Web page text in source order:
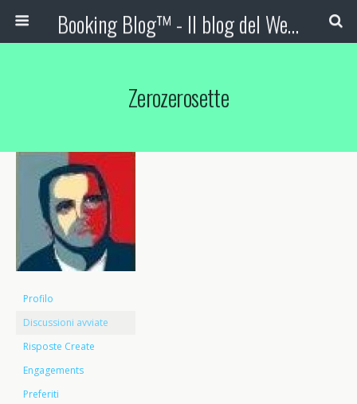
Booking Blog™ - Il blog del Web Marketing Turistico
Zerozerosette
Profilo
Discussioni avviate
Risposte Create
Engagements
Preferiti